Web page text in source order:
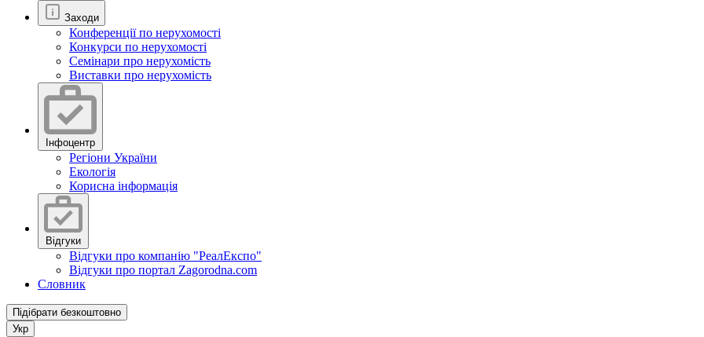
Заходи
Конференції по нерухомості
Конкурси по нерухомості
Семінари про нерухомість
Виставки про нерухомість
Інфоцентр
Регіони України
Екологія
Корисна інформація
Відгуки
Відгуки про компанію "РеалЕкспо"
Відгуки про портал Zagorodna.com
Словник
Підібрати безкоштовно
Укр